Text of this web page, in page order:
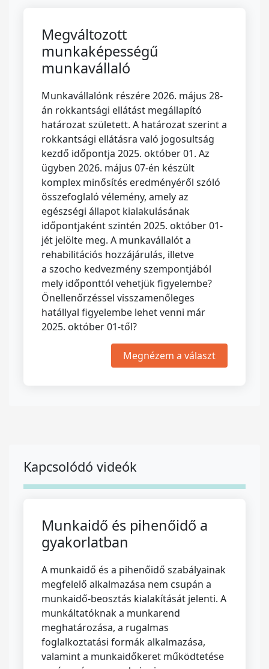
Megváltozott
munkaképességű
munkavállaló
Munkavállalónk részére 2026. május 28-
án rokkantsági ellátást megállapító
határozat született. A határozat szerint a
rokkantsági ellátásra való jogosultság
kezdő időpontja 2025. október 01. Az
ügyben 2026. május 07-én készült
komplex minősítés eredményéről szóló
összefoglaló vélemény, amely az
egészségi állapot kialakulásának
időpontjaként szintén 2025. október 01-
jét jelölte meg. A munkavállalót a
rehabilitációs hozzájárulás, illetve
a szocho kedvezmény szempontjából
mely időponttól vehetjük figyelembe?
Önellenőrzéssel visszamenőleges
hatállyal figyelembe lehet venni már
2025. október 01-től?
Megnézem a választ
Kapcsolódó videók
Munkaidő és pihenőidő a
gyakorlatban
A munkaidő és a pihenőidő szabályainak
megfelelő alkalmazása nem csupán a
munkaidő-beosztás kialakítását jelenti. A
munkáltatóknak a munkarend
meghatározása, a rugalmas
foglalkoztatási formák alkalmazása,
valamint a munkaidőkeret működtetése